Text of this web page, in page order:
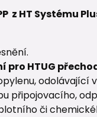
z HT Systému
pro HTUG
odolávající
připojovacího,
či